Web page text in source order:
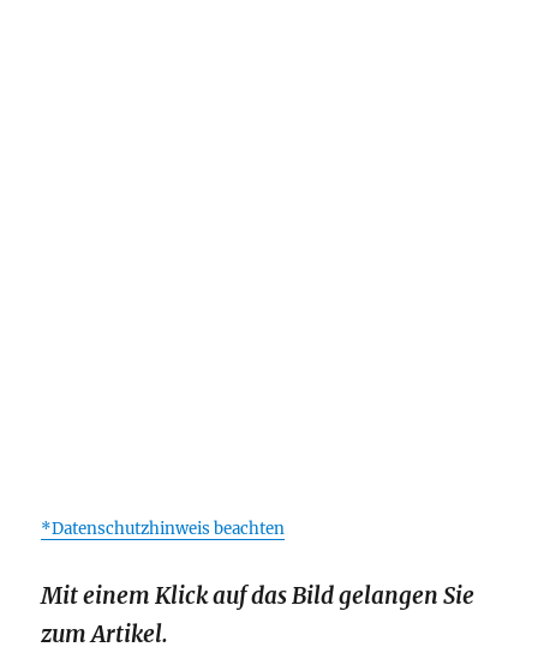
*Datenschutzhinweis beachten
Mit einem Klick auf das Bild gelangen Sie
zum Artikel.